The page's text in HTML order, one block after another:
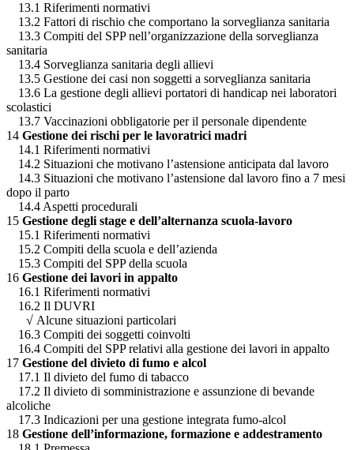
13.1 Riferimenti normativi
13.2 Fattori di rischio che comportano la sorveglianza sanitaria
13.3 Compiti del SPP nell’organizzazione della sorveglianza
sanitaria
13.4 Sorveglianza sanitaria degli allievi
13.5 Gestione dei casi non soggetti a sorveglianza sanitaria
13.6 La gestione degli allievi portatori di handicap nei laboratori
scolastici
13.7 Vaccinazioni obbligatorie per il personale dipendente
14 Gestione dei rischi per le lavoratrici madri
14.1 Riferimenti normativi
14.2 Situazioni che motivano l’astensione anticipata dal lavoro
14.3 Situazioni che motivano l’astensione dal lavoro fino a 7 mesi
dopo il parto
14.4 Aspetti procedurali
15 Gestione degli stage e dell’alternanza scuola-lavoro
15.1 Riferimenti normativi
15.2 Compiti della scuola e dell’azienda
15.3 Compiti del SPP della scuola
16 Gestione dei lavori in appalto
16.1 Riferimenti normativi
16.2 Il DUVRI
√ Alcune situazioni particolari
16.3 Compiti dei soggetti coinvolti
16.4 Compiti del SPP relativi alla gestione dei lavori in appalto
17 Gestione del divieto di fumo e alcol
17.1 Il divieto del fumo di tabacco
17.2 Il divieto di somministrazione e assunzione di bevande
alcoliche
17.3 Indicazioni per una gestione integrata fumo-alcol
18 Gestione dell’informazione, formazione e addestramento